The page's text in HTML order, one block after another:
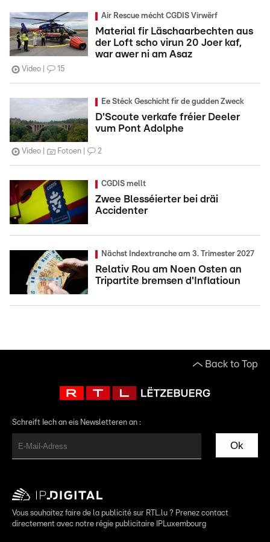
Air Rescue mécht CGDIS Virwërf
Material fir Läschaarbechten aus
der Loft scho virun 20 Joer kaf,
war awer ni am Asaz
Video 15
Ee Stéck Geschicht fir de gudden Zweck
D'Scoute verkafe fréier Deeler
vum Pont Adolphe
Video Fotoen 2
CGDIS mellt
Zwee Blesséierter bei dräi
Accidenter
Nächst Indextranche am 3. Trimester 2027
Relativ Rou am Noen Osten an
Tripartite bremsen d'Inflatioun
Back to Top
Schreift Iech an eis Newsletteren an :
Ok
Vous souhaitez faire de la publicité sur RTL.lu ? Prenez contact
directement avec notre régie publicitaire IPLuxembourg